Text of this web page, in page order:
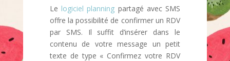
Le logiciel planning partagé avec SMS
offre la possibilité de confirmer un RDV
par SMS. Il suffit d’insérer dans le
contenu de votre message un petit
texte de type « Confirmez votre RDV